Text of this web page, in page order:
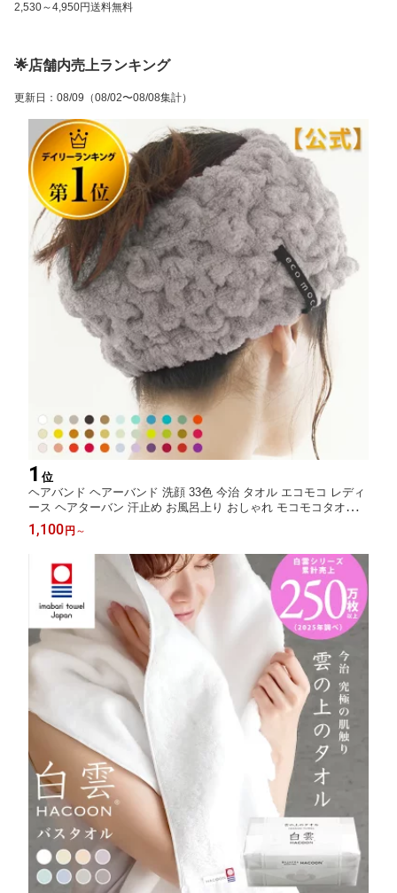
2,530～4,950円送料無料
🌟店舗内売上ランキング
更新日 ： 08/09 （08/02〜08/08集計）
1 位
ヘアバンド ヘアーバンド 洗顔 33色 今治 タオル エコモコ レディ
ース ヘアターバン 汗止め お風呂上り おしゃれ モコモコタオル
ブランド 無撚糸 日本製 髪用 髪 かわいい タオル地 吸水 吸水ヘア
バンド ヘアドライ 速乾
1,100 円 ～